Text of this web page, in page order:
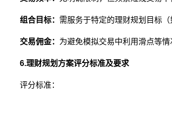
组合目标： 需服务于特定的理财规划目标
交易佣金： 为避免模拟交易中利用滑点等
6.理财规划方案评分标准及要求
评分标准：